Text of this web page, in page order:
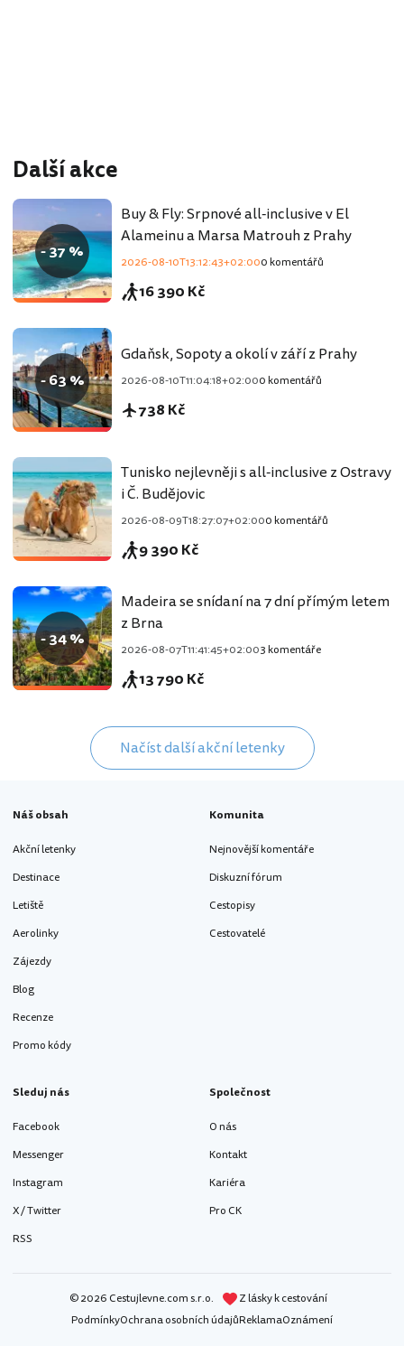
Další akce
- 37 %
Buy & Fly: Srpnové all-inclusive v El
Alameinu a Marsa Matrouh z Prahy
2026-08-10T13:12:43+02:000 komentářů
16 390 Kč
- 63 %
Gdaňsk, Sopoty a okolí v září z Prahy
2026-08-10T11:04:18+02:000 komentářů
738 Kč
Tunisko nejlevněji s all-inclusive z Ostravy
i Č. Budějovic
2026-08-09T18:27:07+02:000 komentářů
9 390 Kč
- 34 %
Madeira se snídaní na 7 dní přímým letem
z Brna
2026-08-07T11:41:45+02:003 komentáře
13 790 Kč
Načíst další akční letenky
Náš obsah
Akční letenky
Destinace
Letiště
Aerolinky
Zájezdy
Blog
Recenze
Promo kódy
Komunita
Nejnovější komentáře
Diskuzní fórum
Cestopisy
Cestovatelé
Sleduj nás
Facebook
Messenger
Instagram
X / Twitter
RSS
Společnost
O nás
Kontakt
Kariéra
Pro CK
© 2026 Cestujlevne.com s.r.o.
Z lásky k cestování
PodmínkyOchrana osobních údajůReklamaOznámení